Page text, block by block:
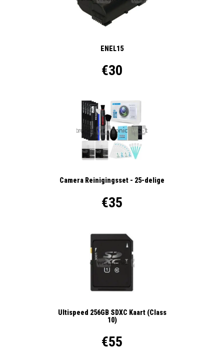
ENEL15
€30
Camera Reinigingsset - 25-delige
€35
Ultispeed 256GB SDXC Kaart (Class
10)
€55